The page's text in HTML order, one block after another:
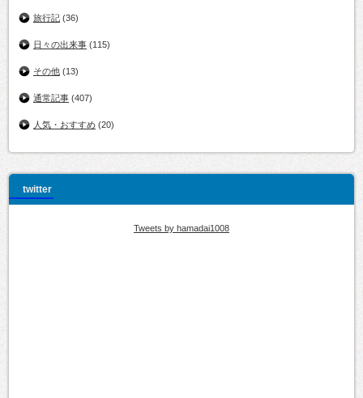
旅行記 (36)
日々の出来事 (115)
その他 (13)
通常記事 (407)
人気・おすすめ (20)
twitter
Tweets by hamadai1008